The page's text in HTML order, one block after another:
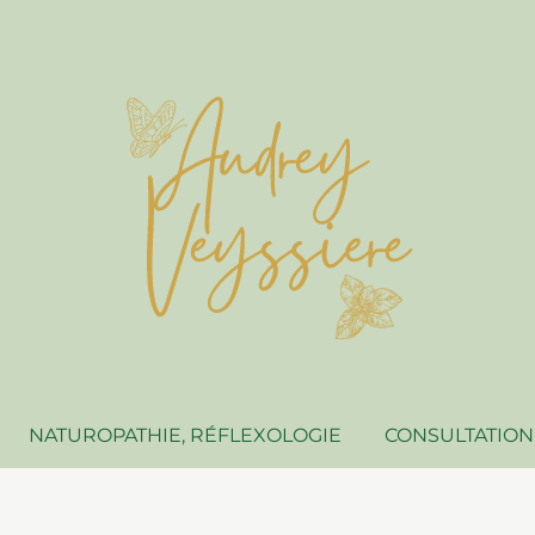
NATUROPATHIE, RÉFLEXOLOGIE